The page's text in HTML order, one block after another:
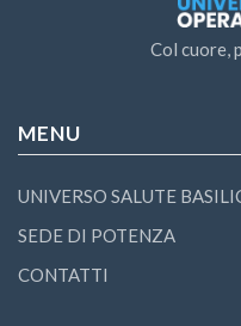
Col cuore,
MENU
UNIVERSO SALUTE
SEDE DI POTENZA
CONTATTI